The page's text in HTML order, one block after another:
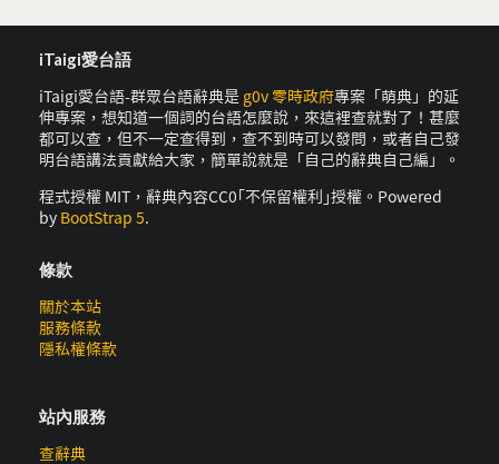
iTaigi愛台語
iTaigi愛台語-群眾台語辭典是 g0v 零時政府專案「萌典」的延
伸專案，想知道一個詞的台語怎麼說，來這裡查就對了！甚麼
都可以查，但不一定查得到，查不到時可以發問，或者自己發
明台語講法貢獻給大家，簡單說就是「自己的辭典自己編」。
程式授權 MIT，辭典內容CC0｢不保留權利｣授權。Powered
by BootStrap 5.
條款
關於本站
服務條款
隱私權條款
站內服務
查辭典